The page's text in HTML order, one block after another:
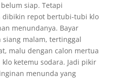
siap. Tetapi
dibikin repot bertubi-tubi klo
menundanya. Bayar
malam, tertinggal
malu dengan calon mertua
ketemu sodara. Jadi pikir
menunda yang